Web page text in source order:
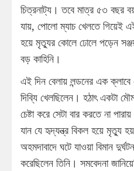
চিত্রনাট্য। তবে মাত্র ৫৩ বছর
যায়, পোলো ম্যাচ খেলতে গিয়েই
হয়ে মৃত্যুর কোলে ঢোলে পড়েন
বড় কাহিনি।
এই দিন বেলায় লন্ডনের এক
দিব্যি খেলছিলেন। হঠাৎ একটা
চেষ্টা করে সেটা বার করতে না
যান যে হৃদ্‌যন্ত্র বিকল হয়ে মৃত্যু
অহমদাবাদে ঘটে যাওয়া বিমান
করেছিলেন তিনি। সমবেদনা